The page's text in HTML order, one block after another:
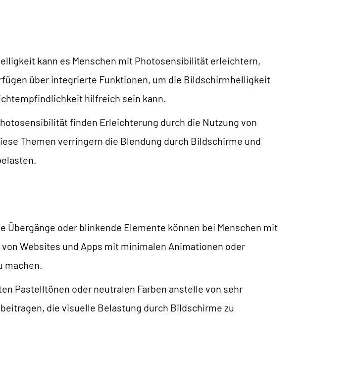
kann es Menschen mit Photosensibilität erleichtern,
über integrierte Funktionen, um die Bildschirmhelligkeit
hilfreich sein kann.
finden Erleichterung durch die Nutzung von
Themen verringern die Blendung durch Bildschirme und
Übergänge oder blinkende Elemente können bei Menschen mit
Websites und Apps mit minimalen Animationen oder
machen.
Pastelltönen oder neutralen Farben anstelle von sehr
die visuelle Belastung durch Bildschirme zu